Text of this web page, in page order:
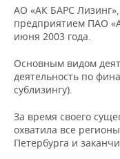
ВУЗЫ ТАТАРСТАНА
КОМУ
ТАТАРСТАНА
БАНКИ
ИНВЕСТИЦИИ
АГРОПРОМ
НЕФТЕХИМИЯ
НЕФТЬ
ОПК
НОВОСТИ
АВТО
НОВОСТИ АВТО
НОВОСТИ
ТРАНСПОРТ
ТЕХНОЛОГИИ
IT
МЕРОПРИЯТИЯ
НОВОСТИ
СПОРТ
АО «АК БАРС
предприятием ПАО
июня 2003 года.
Основным видом
деятельность по
сублизингу).
За время своего
охватила все
Петербурга и